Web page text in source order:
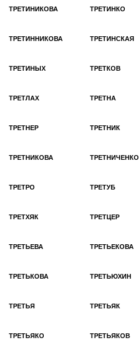
ТРЕТИНИКОВА ТРЕТИНКО
ТРЕТИННИКОВА ТРЕТИНСКАЯ
ТРЕТИНЫХ ТРЕТКОВ
ТРЕТЛАХ ТРЕТНА
ТРЕТНЕР ТРЕТНИК
ТРЕТНИКОВА ТРЕТНИЧЕНКО
ТРЕТРО ТРЕТУБ
ТРЕТХЯК ТРЕТЦЕР
ТРЕТЬЕВА ТРЕТЬЕКОВА
ТРЕТЬКОВА ТРЕТЬЮХИН
ТРЕТЬЯ ТРЕТЬЯК
ТРЕТЬЯКО ТРЕТЬЯКОВ